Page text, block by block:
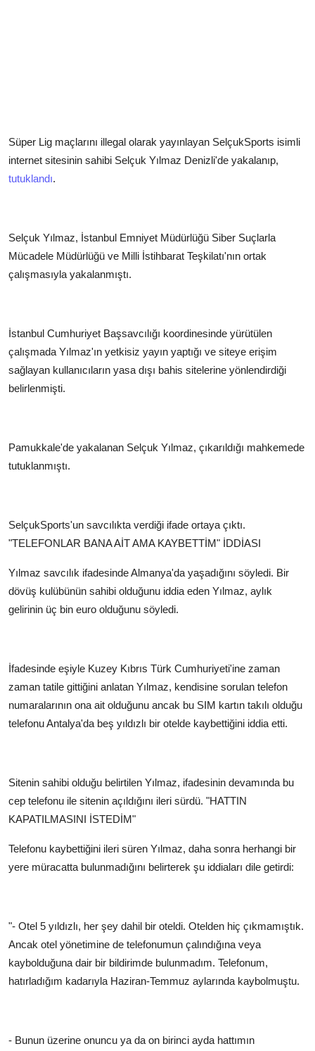
Süper Lig maçlarını illegal olarak yayınlayan SelçukSports isimli
internet sitesinin sahibi Selçuk Yılmaz Denizli'de yakalanıp,
tutuklandı.
Selçuk Yılmaz, İstanbul Emniyet Müdürlüğü Siber Suçlarla
Mücadele Müdürlüğü ve Milli İstihbarat Teşkilatı'nın ortak
çalışmasıyla yakalanmıştı.
İstanbul Cumhuriyet Başsavcılığı koordinesinde yürütülen
çalışmada Yılmaz'ın yetkisiz yayın yaptığı ve siteye erişim
sağlayan kullanıcıların yasa dışı bahis sitelerine yönlendirdiği
belirlenmişti.
Pamukkale'de yakalanan Selçuk Yılmaz, çıkarıldığı mahkemede
tutuklanmıştı.
SelçukSports'un savcılıkta verdiği ifade ortaya çıktı.
"TELEFONLAR BANA AİT AMA KAYBETTİM" İDDİASI
Yılmaz savcılık ifadesinde Almanya'da yaşadığını söyledi. Bir
dövüş kulübünün sahibi olduğunu iddia eden Yılmaz, aylık
gelirinin üç bin euro olduğunu söyledi.
İfadesinde eşiyle Kuzey Kıbrıs Türk Cumhuriyeti'ine zaman
zaman tatile gittiğini anlatan Yılmaz, kendisine sorulan telefon
numaralarının ona ait olduğunu ancak bu SIM kartın takılı olduğu
telefonu Antalya'da beş yıldızlı bir otelde kaybettiğini iddia etti.
Sitenin sahibi olduğu belirtilen Yılmaz, ifadesinin devamında bu
cep telefonu ile sitenin açıldığını ileri sürdü. "HATTIN
KAPATILMASINI İSTEDİM"
Telefonu kaybettiğini ileri süren Yılmaz, daha sonra herhangi bir
yere müracatta bulunmadığını belirterek şu iddiaları dile getirdi:
"- Otel 5 yıldızlı, her şey dahil bir oteldi. Otelden hiç çıkmamıştık.
Ancak otel yönetimine de telefonumun çalındığına veya
kaybolduğuna dair bir bildirimde bulunmadım. Telefonum,
hatırladığım kadarıyla Haziran-Temmuz aylarında kaybolmuştu.
- Bunun üzerine onuncu ya da on birinci ayda hattımın